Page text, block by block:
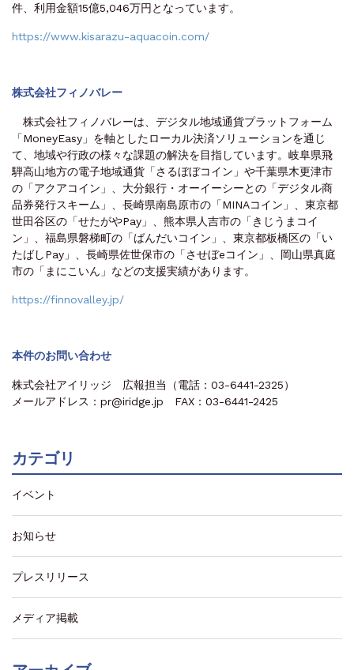
件、利用金額15億5,046万円となっています。
https://www.kisarazu-aquacoin.com/
株式会社フィノバレー
株式会社フィノバレーは、デジタル地域通貨プラットフォーム
「MoneyEasy」を軸としたローカル決済ソリューションを通じ
て、地域や行政の様々な課題の解決を目指しています。岐阜県飛
騨高山地方の電子地域通貨「さるぼぼコイン」や千葉県木更津市
の「アクアコイン」、大分銀行・オーイーシーとの「デジタル商
品券発行スキーム」、長崎県南島原市の「MINAコイン」、東京都
世田谷区の「せたがやPay」、熊本県人吉市の「きじうまコイ
ン」、福島県磐梯町の「ばんだいコイン」、東京都板橋区の「い
たばしPay」、長崎県佐世保市の「させぼeコイン」、岡山県真庭
市の「まにこいん」などの支援実績があります。
https://finnovalley.jp/
本件のお問い合わせ
株式会社アイリッジ 広報担当（電話：03-6441-2325）
メールアドレス：pr@iridge.jp FAX：03-6441-2425
カテゴリ
イベント
お知らせ
プレスリリース
メディア掲載